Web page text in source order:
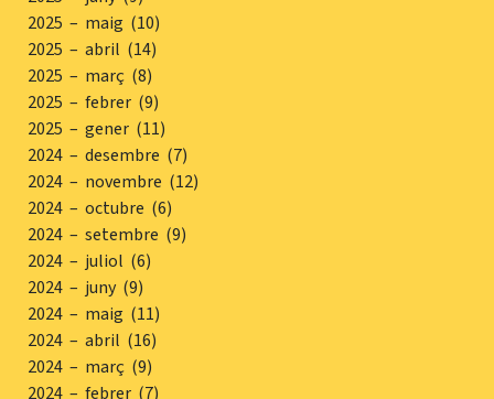
2025 – maig (10)
2025 – abril (14)
2025 – març (8)
2025 – febrer (9)
2025 – gener (11)
2024 – desembre (7)
2024 – novembre (12)
2024 – octubre (6)
2024 – setembre (9)
2024 – juliol (6)
2024 – juny (9)
2024 – maig (11)
2024 – abril (16)
2024 – març (9)
2024 – febrer (7)